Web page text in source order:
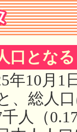
口とな
年10月1
、総人
人（